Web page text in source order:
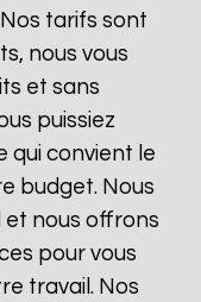
tarifs sont
nous vous
et sans
puissiez
qui convient le
budget. Nous
et nous offrons
pour vous
travail. Nos